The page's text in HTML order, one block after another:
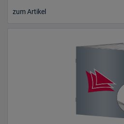
zum Artikel